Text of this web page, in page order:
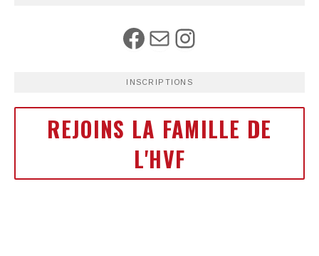
INSCRIPTIONS
REJOINS LA FAMILLE DE
L'HVF